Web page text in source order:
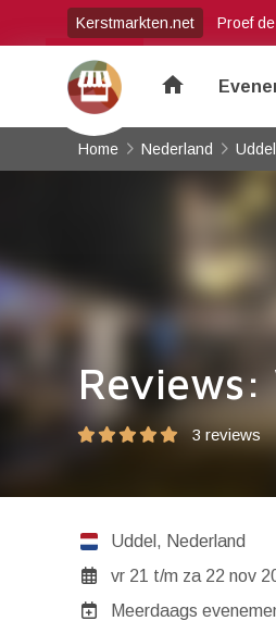
Kerstmarkten.net Proef
home
Home Nederland Uddel
3 reviews
Uddel , Nederland
vr 21 t/m za 22 nov
Meerdaags